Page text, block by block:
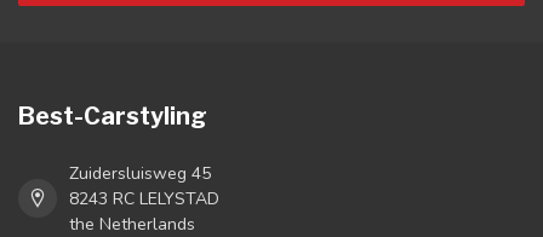
Best-Carstyling
Zuidersluisweg 45
8243 RC LELYSTAD
the Netherlands